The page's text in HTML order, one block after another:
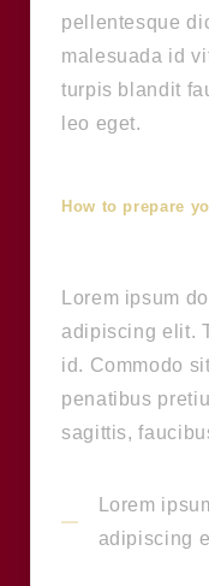
pellentesque
malesuada id
turpis blandit
leo eget.
How to prepare
Lorem ipsum
adipiscing elit.
id. Commodo
penatibus
sagittis,
Lorem
adipiscing